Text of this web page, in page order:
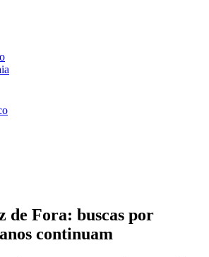
de Fora: buscas por
continuam